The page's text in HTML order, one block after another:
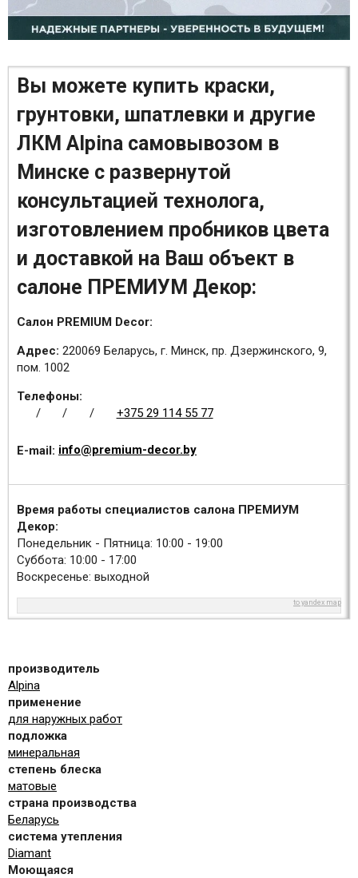
Вы можете купить краски,
грунтовки, шпатлевки и другие
ЛКМ Alpina самовывозом в
Минске с развернутой
консультацией технолога,
изготовлением пробников цвета
и доставкой на Ваш объект в
салоне ПРЕМИУМ Декор:
Салон PREMIUM Decor:
Адрес: 220069 Беларусь, г. Минск, пр. Дзержинского, 9,
пом. 1002
Телефоны:
/
/ / +375 29 114 55 77
E-mail: info@premium-decor.by
Время работы специалистов салона ПРЕМИУМ
Декор:
Понедельник - Пятница: 10:00 - 19:00
Суббота: 10:00 - 17:00
Воскресенье: выходной
to yandex map
производитель
Alpina
применение
для наружных работ
подложка
минеральная
степень блеска
матовые
страна производства
Беларусь
система утепления
Diamant
Моющаяся